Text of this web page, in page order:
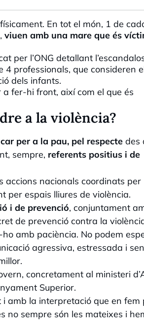
En tot el món, 1 de
viuen amb una mare que és
per l’ONG detallant
professionals, que consideren
dels infants.
a fer-hi front, així com el que és
a la violència?
per a la pau, pel respecte des
sempre, referents positius i de
accions nacionals coordinats per
per espais lliures de violència.
i de prevenció, conjuntament
de prevenció contra la
amb paciència. No podem
agressiva, estressada i
concretament al ministeri
Superior.
amb la interpretació que en fem
no sempre són les mateixes i